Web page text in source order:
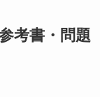
考書・問題